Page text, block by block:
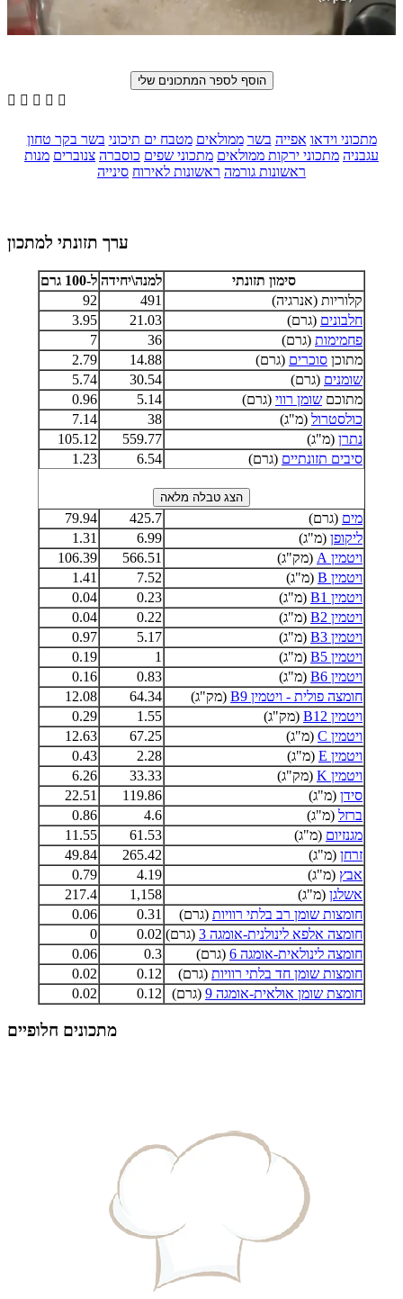
    
מתכוני וידאו אפייה בשר ממולאים מטבח ים תיכוני בשר בקר טחון
עגבניה מתכוני ירקות ממולאים מתכוני שפים כוסברה צנוברים מנות
ראשונות גורמה ראשונות לאירוח סינייה
ערך תזונתי למתכון
סימון תזונתי למנה\יחידה ל-100 גרם
קלוריות (אנרגיה)
491
92
חלבונים (גרם) 21.03
3.95
פחמימות (גרם) 36
7
מתוכן סוכרים (גרם) 14.88
2.79
שומנים (גרם) 30.54
5.74
מתוכם שומן רווי (גרם) 5.14
0.96
כולסטרול (מ"ג) 38
7.14
נתרן (מ"ג) 559.77
105.12
סיבים תזונתיים (גרם) 6.54
1.23
מים (גרם) 425.7
79.94
ליקופן (מ"ג) 6.99
1.31
ויטמין A
(מק"ג) 566.51
106.39
ויטמין B
(מ"ג) 7.52
1.41
ויטמין B1
(מ"ג) 0.23
0.04
ויטמין B2
(מ"ג) 0.22
0.04
ויטמין B3
(מ"ג) 5.17
0.97
ויטמין B5
(מ"ג) 1
0.19
ויטמין B6
(מ"ג) 0.83
0.16
חומצה פולית - ויטמין B9
(מק"ג) 64.34
12.08
ויטמין B12
(מק"ג) 1.55
0.29
ויטמין C
(מ"ג) 67.25
12.63
ויטמין E
(מ"ג) 2.28
0.43
ויטמין K
(מק"ג) 33.33
6.26
סידן (מ"ג) 119.86
22.51
ברזל (מ"ג) 4.6
0.86
מגנזיום (מ"ג) 61.53
11.55
זרחן (מ"ג) 265.42
49.84
אבץ (מ"ג) 4.19
0.79
אשלגן (מ"ג) 1,158
217.4
חומצות שומן רב בלתי רוויות (גרם) 0.31
0.06
חומצה אלפא לינולנית-אומגה 3
(גרם) 0.02
0
חומצה לינולאית-אומגה 6
(גרם) 0.3
0.06
חומצות שומן חד בלתי רוויות (גרם) 0.12
0.02
חומצת שומן אולאית-אומגה 9
(גרם) 0.12
0.02
מתכונים חלופיים